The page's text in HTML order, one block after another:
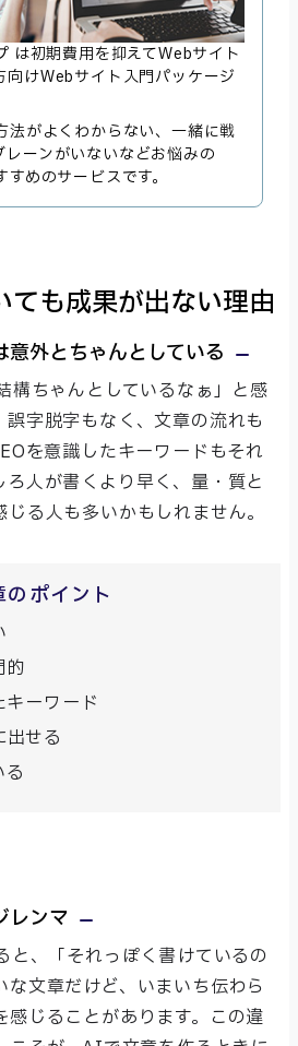
は初期費用を抑えてWebサイト
向けWebサイト入門パッケージ
法がよくわからない、一緒に戦
ーンがいないなどお悩みの
めのサービスです。
も成果が出ない理由
外とちゃんとしている
構ちゃんとしているなぁ」と感
誤字脱字もなく、文章の流れも
を意識したキーワードもそれ
人が書くより早く、量・質と
る人も多いかもしれません。
ポイント
的
ーワード
せる
レンマ
と、「それっぽく書けているの
な文章だけど、いまいち伝わら
感じることがあります。この違